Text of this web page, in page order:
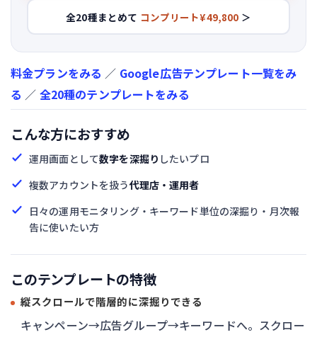
全20種まとめて コンプリート¥49,800 ＞
料金プランをみる ／ Google広告テンプレート一覧をみ
る ／ 全20種のテンプレートをみる
こんな方におすすめ
運用画面として数字を深掘り したいプロ
複数アカウントを扱う代理店・運用者
日々の運用モニタリング・キーワード単位の深掘り・月次報
告に使いたい方
このテンプレートの特徴
縦スクロールで階層的に深掘りできる
キャンペーン→広告グループ→キーワードへ。スクロー